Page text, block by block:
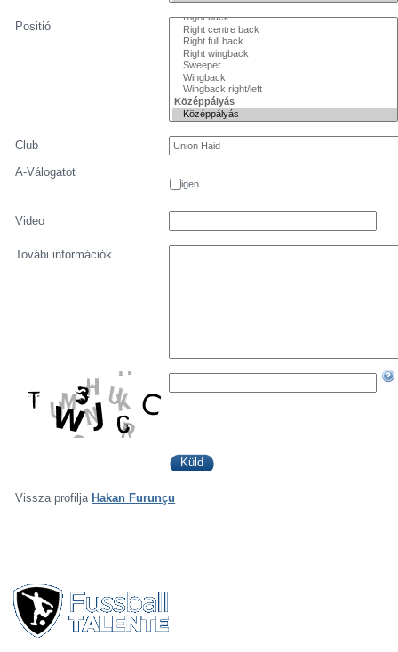
Positió
Club
A-Válogatot
igen
Video
Továbi információk
Vissza profilja Hakan Furunçu